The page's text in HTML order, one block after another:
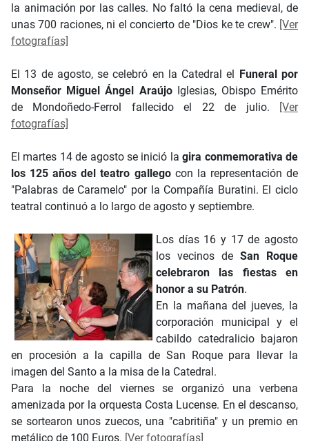
la animación por las calles. No faltó la cena medieval, de
unas 700 raciones, ni el concierto de "Dios ke te crew". [Ver
fotografías]
El 13 de agosto, se celebró en la Catedral el Funeral por
Monseñor Miguel Ángel AraújoIglesias, Obispo Emérito
de Mondoñedo-Ferrol fallecido el 22 de julio.
[Ver
fotografías]
El martes 14 de agosto se inició lagira conmemorativa de
los 125 años del teatro gallegocon la representación de
"Palabras de Caramelo" por la Compañía Buratini. El ciclo
teatral continuó a lo largo de agosto y septiembre.
Los días 16 y 17 de agosto
los vecinos de San Roque
celebraron las fiestas en
honor a su Patrón.
En la mañana del jueves, la
corporación municipal y el
cabildo catedralicio bajaron
en procesión a la capilla de San Roque para llevar la
imagen del Santo a la misa de la Catedral.
Para la noche del viernes se organizó una verbena
amenizada por la orquesta Costa Lucense. En el descanso,
se sortearon unos zuecos, una "cabritiña" y un premio en
metálico de 100 Euros. [Ver fotografías]